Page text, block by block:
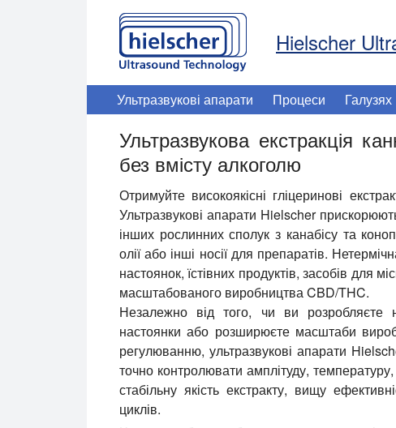
Hielscher
Ультразвукові апарати Процеси Галузях
Ультразвукова екстракція
без вмісту алкоголю
Отримуйте високоякісні гліцеринові
Ультразвукові апарати Hielscher
інших рослинних сполук з канабісу та
олії або інші носії для препаратів.
настоянок, їстівних продуктів, засобів для
масштабованого виробництва CBD/THC.
Незалежно від того, чи ви розробляєте
настоянки або розширюєте масштаби
регулюванню, ультразвукові апарати
точно контролювати амплітуду,
стабільну якість екстракту, вищу
циклів.